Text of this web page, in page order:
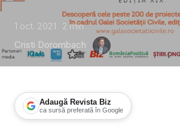
1 oct. 2021 2 min
Cristi Dorombach
Adaugă Revista Biz
ca sursă preferată în Google